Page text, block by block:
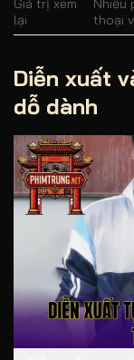
Giá trị xem
lại
Nhiều
thoại
Diễn xuất
dỗ dành